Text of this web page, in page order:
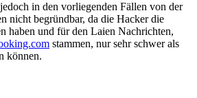
in den vorliegenden Fällen von der
nicht begründbar, da die Hacker die
haben und für den Laien Nachrichten,
stammen, nur sehr schwer als
können.